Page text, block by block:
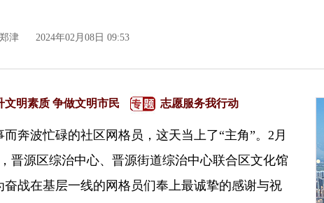
津 2024年02月08日 09:53
文明素质 争做文明市民 志愿服务我行动
波忙碌的社区网格员，这天当上了“主角”。2月
晋源区综治中心、晋源街道综治中心联合区文化馆
战在基层一线的网格员们奉上最诚挚的感谢与祝